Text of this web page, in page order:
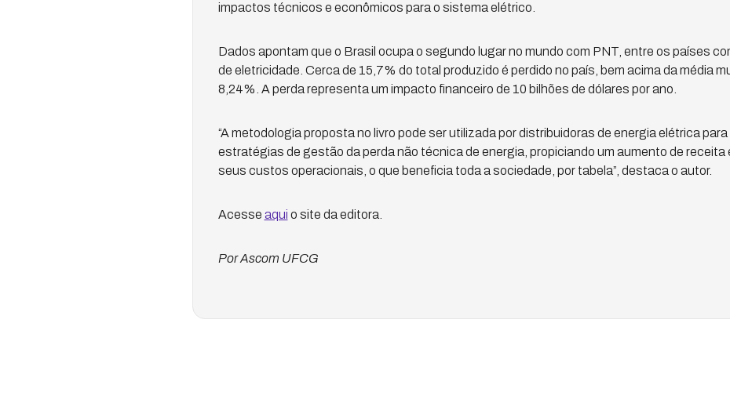
impactos técnicos e econômicos para o sistema elétrico.
Dados apontam que o Brasil ocupa o segundo lugar no mundo com PNT, entre os países
de eletricidade. Cerca de 15,7% do total produzido é perdido no país, bem acima da média
8,24%. A perda representa um impacto financeiro de 10 bilhões de dólares por ano.
“A metodologia proposta no livro pode ser utilizada por distribuidoras de energia elétrica
estratégias de gestão da perda não técnica de energia, propiciando um aumento de receita
seus custos operacionais, o que beneficia toda a sociedade, por tabela”, destaca o autor.
Acesse aqui o site da editora.
Por Ascom UFCG